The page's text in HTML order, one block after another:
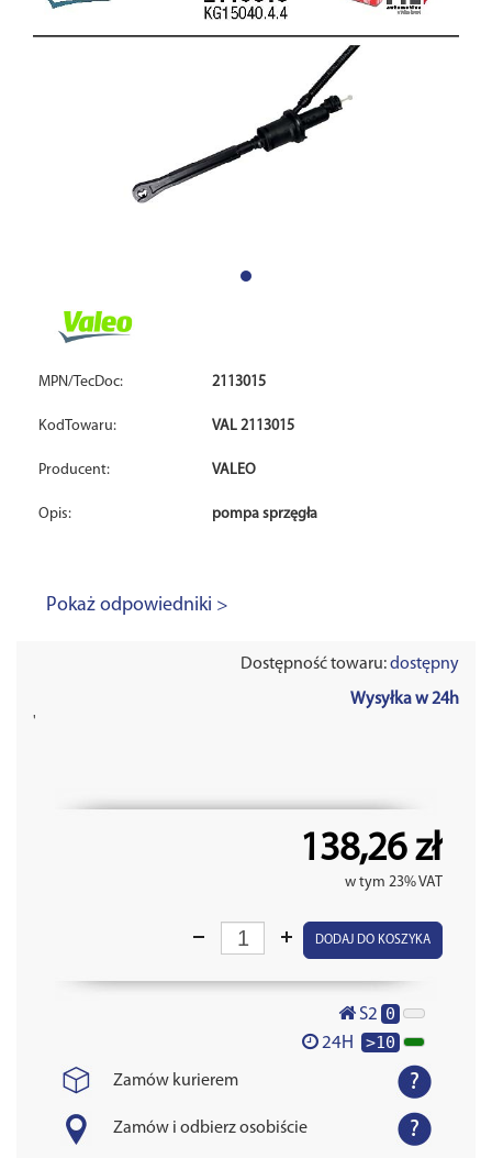
MPN/TecDoc: 2113015
KodTowaru: VAL 2113015
Producent: VALEO
Opis: pompa sprzęgła
Pokaż odpowiedniki >
Dostępność towaru:dostępny
Wysyłka w 24h
'
138,26 zł
w tym 23% VAT
DODAJ DO KOSZYKA
S2 0
24H >10
Zamów kurierem
Zamów i odbierz osobiście